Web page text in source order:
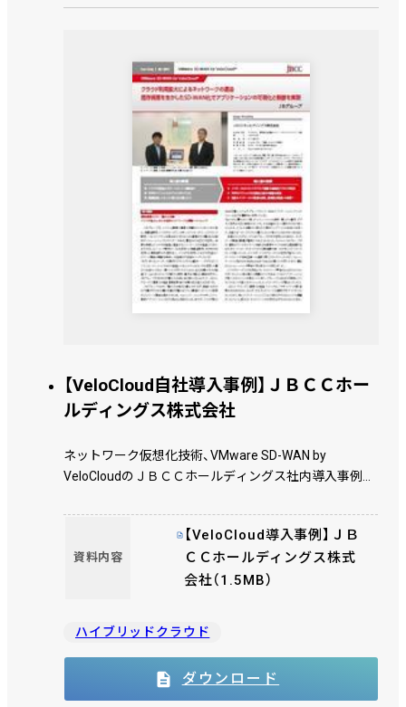
【VeloCloud自社導入事例】ＪＢＣＣホー
ルディングス株式会社
ネットワーク仮想化技術、VMware SD-WAN by
VeloCloudのＪＢＣＣホールディングス社内導入事例で
資料内容
【VeloCloud導入事例】ＪＢ
ＣＣホールディングス株式
会社（1.5MB）
ハイブリッドクラウド
ダウンロード